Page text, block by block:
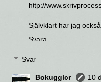
http://
Självklart har jag
Svara
Svar
Bokugglor
10